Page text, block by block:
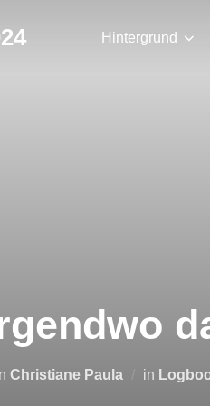
Hintergrund
Christiane Paula in